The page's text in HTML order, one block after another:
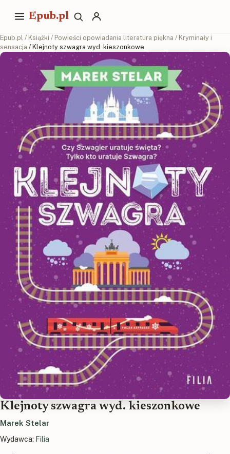
Epub.pl
Epub.pl / Książki / Powieści opowiadania literatura piękna / Kryminały i
sensacja / Klejnoty szwagra wyd. kieszonkowe
Klejnoty szwagra wyd. kieszonkowe
Marek Stelar
Wydawca: Filia